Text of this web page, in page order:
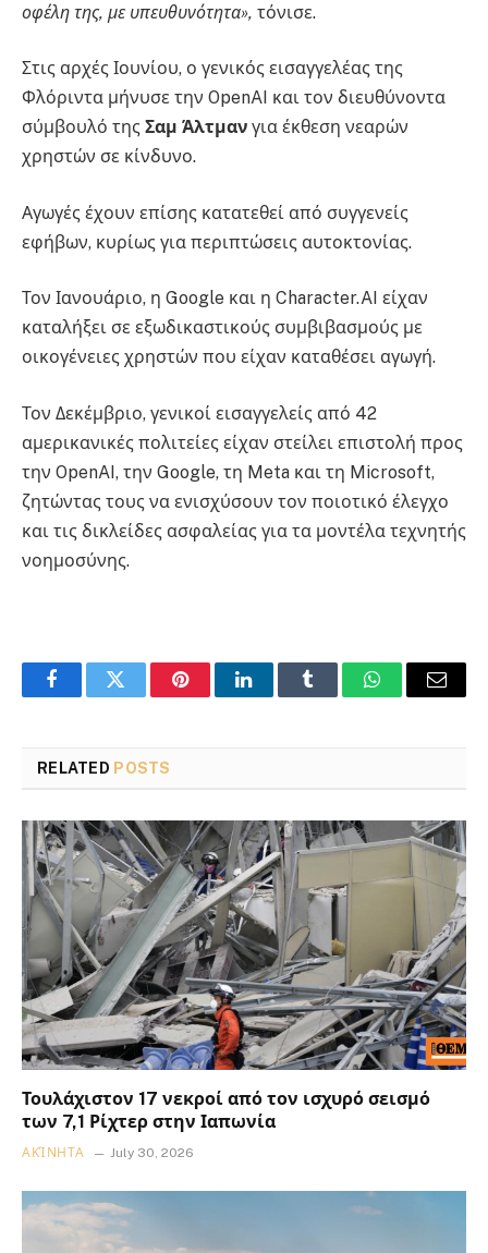
οφέλη της, με υπευθυνότητα», τόνισε.
Στις αρχές Ιουνίου, ο γενικός εισαγγελέας της
Φλόριντα μήνυσε την OpenAI και τον διευθύνοντα
σύμβουλό της Σαμ Άλτμαν για έκθεση νεαρών
χρηστών σε κίνδυνο.
Αγωγές έχουν επίσης κατατεθεί από συγγενείς
εφήβων, κυρίως για περιπτώσεις αυτοκτονίας.
Τον Ιανουάριο, η Google και η Character.AI είχαν
καταλήξει σε εξωδικαστικούς συμβιβασμούς με
οικογένειες χρηστών που είχαν καταθέσει αγωγή.
Τον Δεκέμβριο, γενικοί εισαγγελείς από 42
αμερικανικές πολιτείες είχαν στείλει επιστολή προς
την OpenAI, την Google, τη Meta και τη Microsoft,
ζητώντας τους να ενισχύσουν τον ποιοτικό έλεγχο
και τις δικλείδες ασφαλείας για τα μοντέλα τεχνητής
νοημοσύνης.
FacebookTwitter PinterestLinkedInTumblr WhatsAppEmail
RELATED POSTS
Τουλάχιστον 17 νεκροί από τον ισχυρό σεισμό
των 7,1 Ρίχτερ στην Ιαπωνία
ΑΚΊΝΗΤΑ July 30, 2026